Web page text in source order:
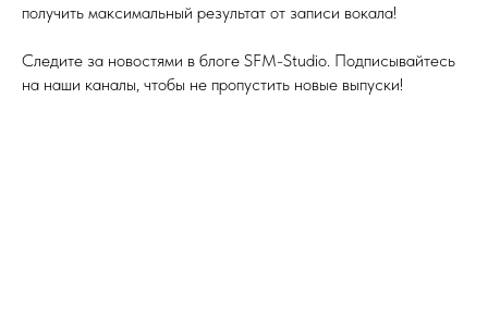
получить максимальный результат от записи вокала!
Следите за новостями в блоге SFM-Studio. Подписывайтесь
на наши каналы, чтобы не пропустить новые выпуски!